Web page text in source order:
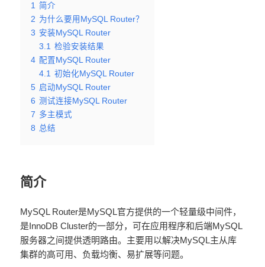
1 简介
2 为什么要用MySQL Router？
3 安装MySQL Router
3.1 检验安装结果
4 配置MySQL Router
4.1 初始化MySQL Router
5 启动MySQL Router
6 测试连接MySQL Router
7 多主模式
8 总结
简介
MySQL Router是MySQL官方提供的一个轻量级中间件，
是InnoDB Cluster的一部分，可在应用程序和后端MySQL
服务器之间提供透明路由。主要用以解决MySQL主从库
集群的高可用、负载均衡、易扩展等问题。